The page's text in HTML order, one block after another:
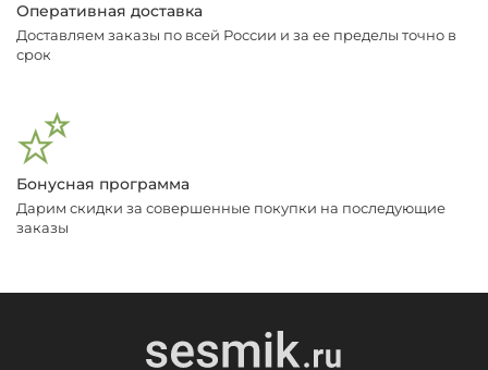
Оперативная доставка
Доставляем заказы по всей России и за ее пределы точно в
срок
Бонусная программа
Дарим скидки за совершенные покупки на последующие
заказы